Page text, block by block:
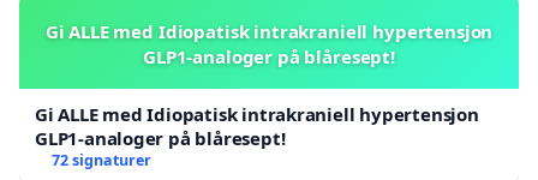
Gi ALLE med Idiopatisk intrakraniell hypertensjon
GLP1-analoger på blåresept!
Gi ALLE med Idiopatisk intrakraniell hypertensjon
GLP1-analoger på blåresept!
72 signaturer